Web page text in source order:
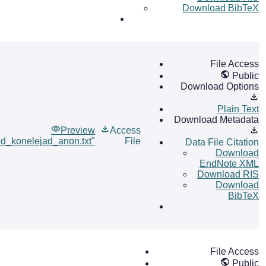
Download BibTeX
Preview
Access
File
File Access
Public
Download Options
Plain Text
Download Metadata
Data File Citation
Download
EndNote XML
Download RIS
Download
BibTeX
File Access
Public